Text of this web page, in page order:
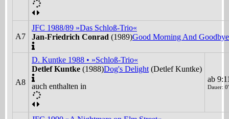
A7
JFC 1988/89 »Das Schloß-Trio«
Jan-Friedrich Conrad (1989)Good Morning And
A8
D. Kuntke 1988 • »Schloß-Trio«
Detlef Kuntke (1988)Dog's Delight (Detlef Kuntke)
auch enthalten in
ab
Dauer: